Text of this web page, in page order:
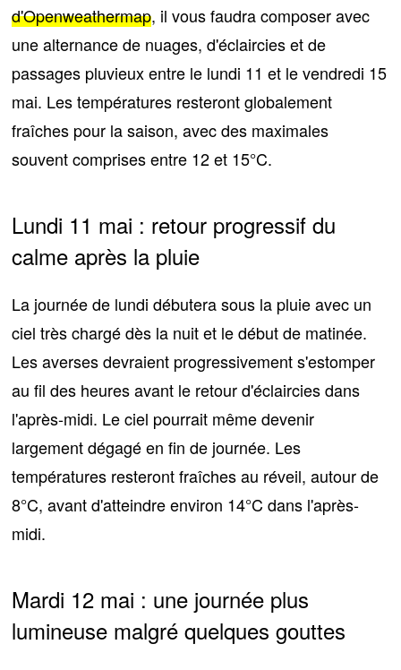
d'Openweathermap, il vous faudra composer avec
une alternance de nuages, d'éclaircies et de
passages pluvieuxentre le lundi 11 et le vendredi 15
mai. Les températures resteront globalement
fraîches pour la saison, avec des maximales
souvent comprisesentre 12 et 15°C.
Lundi 11 mai : retour progressif du
calme après la pluie
La journée de lundi débutera sous la pluie avec un
ciel très chargé dès la nuit et le début de matinée.
Les averses devraient progressivement s'estomper
au fil des heures avant le retour d'éclaircies dans
l'après-midi. Le ciel pourrait même devenir
largement dégagé en fin de journée. Les
températures resteront fraîches au réveil, autour de
8°C, avant d'atteindre environ 14°C dans l'après-
midi.
Mardi 12 mai : une journée plus
lumineuse malgré quelques gouttes